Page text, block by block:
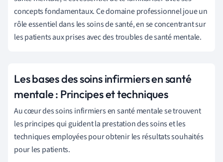
concepts fondamentaux. Ce domaine professionnel joue un
rôle essentiel dans les soins de santé, en se concentrant sur
les patients aux prises avec des troubles de santé mentale.
Les bases des soins infirmiers en santé
mentale : Principes et techniques
Au cœur des soins infirmiers en santé mentale se trouvent
les principes qui guident la prestation des soins et les
techniques employées pour obtenir les résultats souhaités
pour les patients.